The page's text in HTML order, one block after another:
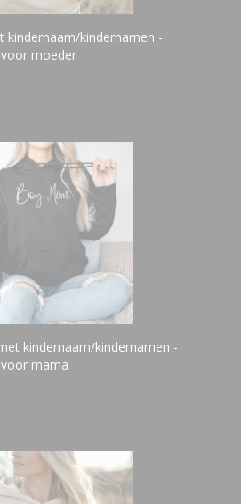
kindernaam/kindernamen -
moeder
kindernaam/kindernamen -
mama